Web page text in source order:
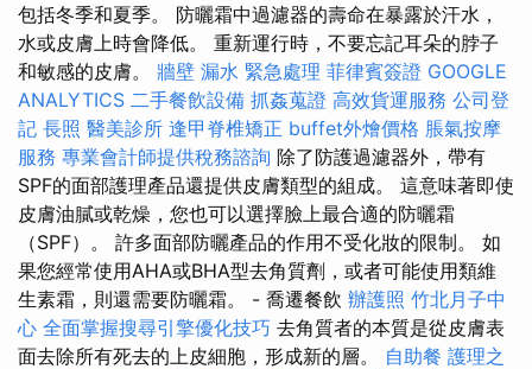
包括冬季和夏季。 防曬霜中過濾器的壽命在暴露於汗水，
水或皮膚上時會降低。 重新運行時，不要忘記耳朵的脖子
和敏感的皮膚。 牆壁 漏水 緊急處理 菲律賓簽證 GOOGLE
ANALYTICS 二手餐飲設備 抓姦蒐證 高效貨運服務 公司登
記 長照 醫美診所 逢甲脊椎矯正 buffet外燴價格 脹氣按摩
服務 專業會計師提供稅務諮詢 除了防護過濾器外，帶有
SPF的面部護理產品還提供皮膚類型的組成。 這意味著即使
皮膚油膩或乾燥，您也可以選擇臉上最合適的防曬霜
（SPF）。 許多面部防曬產品的作用不受化妝的限制。 如
果您經常使用AHA或BHA型去角質劑，或者可能使用類維
生素霜，則還需要防曬霜。 - 喬遷餐飲 辦護照 竹北月子中
心 全面掌握搜尋引擎優化技巧 去角質者的本質是從皮膚表
面去除所有死去的上皮細胞，形成新的層。 自助餐 護理之